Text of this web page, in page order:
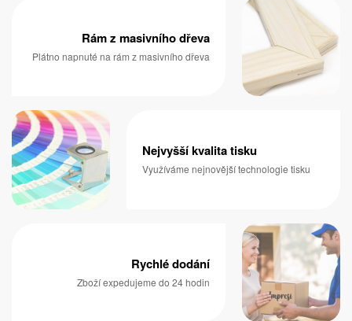
Rám z masivního dřeva
Plátno napnuté na rám z masivního dřeva
Nejvyšší kvalita tisku
Využíváme nejnovější technologie tisku
Rychlé dodání
Zboží expedujeme do 24 hodin